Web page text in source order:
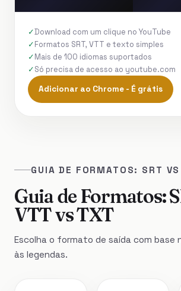
Download com um clique no YouTube
Formatos SRT, VTT e texto simples
Mais de 100 idiomas suportados
Só precisa de acesso ao youtube.com
Adicionar ao Chrome - É grátis
GUIA DE FORMATOS: SRT
Guia de Formatos:
VTT vs TXT
Escolha o formato de saída com base
às legendas.